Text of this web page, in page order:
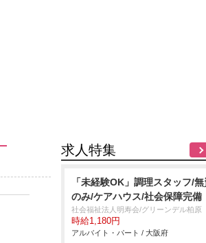
求人特集
「未経験OK」調理スタッフ/
のみ/ケアハウス/社会保障完備
社会福祉法人明寿会/グリーンデル柏原
時給1,180円
アルバイト・パート / 大阪府